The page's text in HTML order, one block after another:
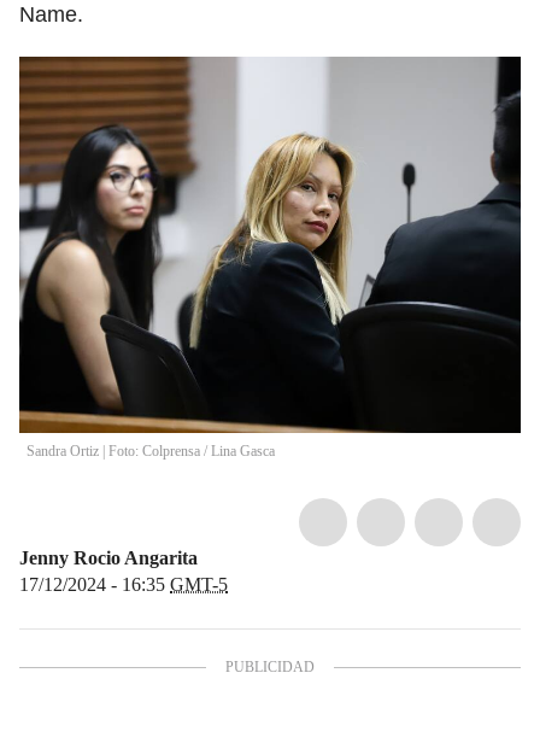
Name.
Sandra Ortiz | Foto: Colprensa / Lina Gasca
Jenny Rocio Angarita
17/12/2024 - 16:35 GMT-5